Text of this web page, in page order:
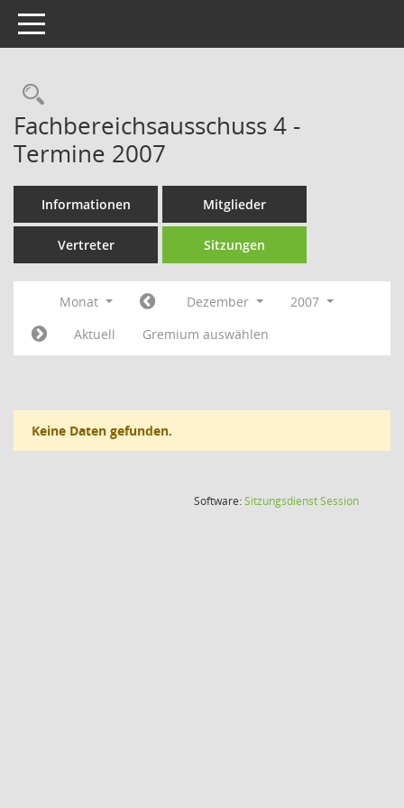
Toggle navigation
Rechercheauswahl
Fachbereichsausschuss 4 -
Termine 2007
Informationen Mitglieder
Vertreter Sitzungen
Monat Dezember
2007
Aktuell
Gremium auswählen
Keine Daten gefunden.
Software:SitzungsdienstSession(Wird in